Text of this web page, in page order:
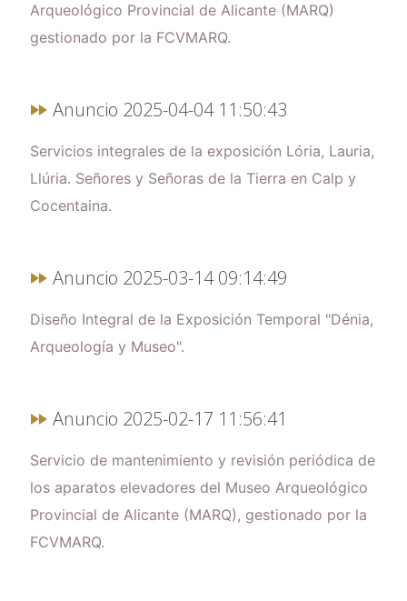
Arqueológico Provincial de Alicante (MARQ)
gestionado por la FCVMARQ.
Anuncio 2025-04-04 11:50:43
Servicios integrales de la exposición Lória, Lauria,
Llúria. Señores y Señoras de la Tierra en Calp y
Cocentaina.
Anuncio 2025-03-14 09:14:49
Diseño Integral de la Exposición Temporal "Dénia,
Arqueología y Museo".
Anuncio 2025-02-17 11:56:41
Servicio de mantenimiento y revisión periódica de
los aparatos elevadores del Museo Arqueológico
Provincial de Alicante (MARQ), gestionado por la
FCVMARQ.